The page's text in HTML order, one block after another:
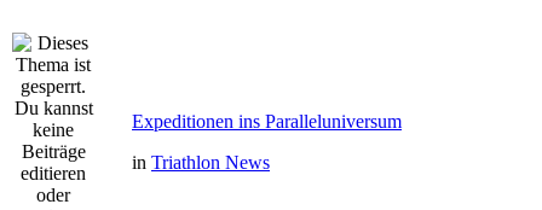
Expeditionen ins Paralleluniversum
in Triathlon News